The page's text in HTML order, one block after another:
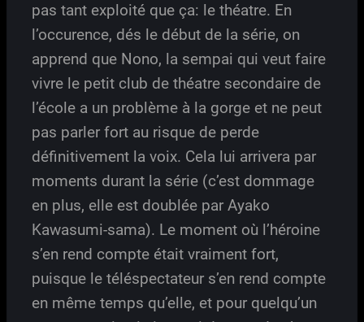
pas tant exploité que ça: le théatre. En
l’occurence, dés le début de la série, on
apprend que Nono, la sempai qui veut faire
vivre le petit club de théatre secondaire de
l’école a un problème à la gorge et ne peut
pas parler fort au risque de perde
définitivement la voix. Cela lui arrivera par
moments durant la série (c’est dommage
en plus, elle est doublée par Ayako
Kawasumi-sama). Le moment où l’héroine
s’en rend compte était vraiment fort,
puisque le téléspectateur s’en rend compte
en même temps qu’elle, et pour quelqu’un